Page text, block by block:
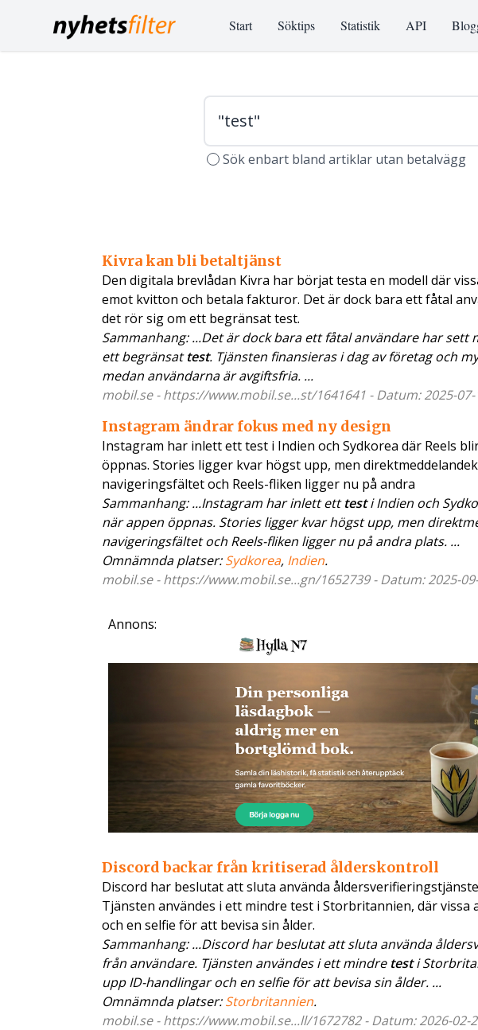
Start Söktips Statistik API
Sök enbart bland artiklar utan betalvägg
Kivra kan bli betaltjänst
Den digitala brevlådan Kivra har börjat testa en modell där
emot kvitton och betala fakturor. Det är dock bara ett fåtal
det rör sig om ett begränsat test.
Sammanhang: ...Det är dock bara ett fåtal användare har
ett begränsattest. Tjänsten finansieras i dag av företag och
medan användarna är avgiftsfria. ...
mobil.se - https://www.mobil.se...st/1641641 - Datum: 2025-07-
Instagram ändrar fokus med ny design
Instagram har inlett ett test i Indien och Sydkorea där Reels
öppnas. Stories ligger kvar högst upp, men
navigeringsfältet och Reels-fliken ligger nu på andra
Sammanhang: ...Instagram har inlett etttesti Indien och
när appen öppnas. Stories ligger kvar högst upp, men
navigeringsfältet och Reels-fliken ligger nu på andra plats. ...
Omnämnda platser:Sydkorea, Indien.
mobil.se - https://www.mobil.se...gn/1652739 - Datum: 2025-
Annons:
Discord backar från kritiserad ålderskontroll
Discord har beslutat att sluta använda
Tjänsten användes i ett mindre test i Storbritannien, där
och en selfie för att bevisa sin ålder.
Sammanhang: ...Discord har beslutat att sluta använda
från användare. Tjänsten användes i ett mindre testi
upp ID-handlingar och en selfie för att bevisa sin ålder. ...
Omnämnda platser:Storbritannien.
mobil.se - https://www.mobil.se...ll/1672782 - Datum: 2026-02-